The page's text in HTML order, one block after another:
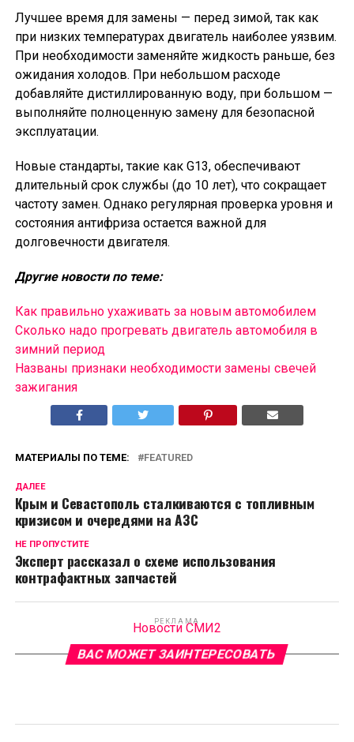
Лучшее время для замены — перед зимой, так как
при низких температурах двигатель наиболее уязвим.
При необходимости заменяйте жидкость раньше, без
ожидания холодов. При небольшом расходе
добавляйте дистиллированную воду, при большом —
выполняйте полноценную замену для безопасной
эксплуатации.
Новые стандарты, такие как G13, обеспечивают
длительный срок службы (до 10 лет), что сокращает
частоту замен. Однако регулярная проверка уровня и
состояния антифриза остается важной для
долговечности двигателя.
Другие новости по теме:
Как правильно ухаживать за новым автомобилем
Сколько надо прогревать двигатель автомобиля в
зимний период
Названы признаки необходимости замены свечей
зажигания
МАТЕРИАЛЫ ПО ТЕМЕ: FEATURED
ДАЛЕЕ
Крым и Севастополь сталкиваются с топливным
кризисом и очередями на АЗС
НЕ ПРОПУСТИТЕ
Эксперт рассказал о схеме использования
контрафактных запчастей
РЕКЛАМА
Новости СМИ2
ВАС МОЖЕТ ЗАИНТЕРЕСОВАТЬ